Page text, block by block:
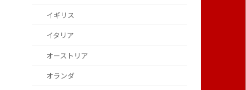
イギリス
イタリア
オーストリア
オランダ